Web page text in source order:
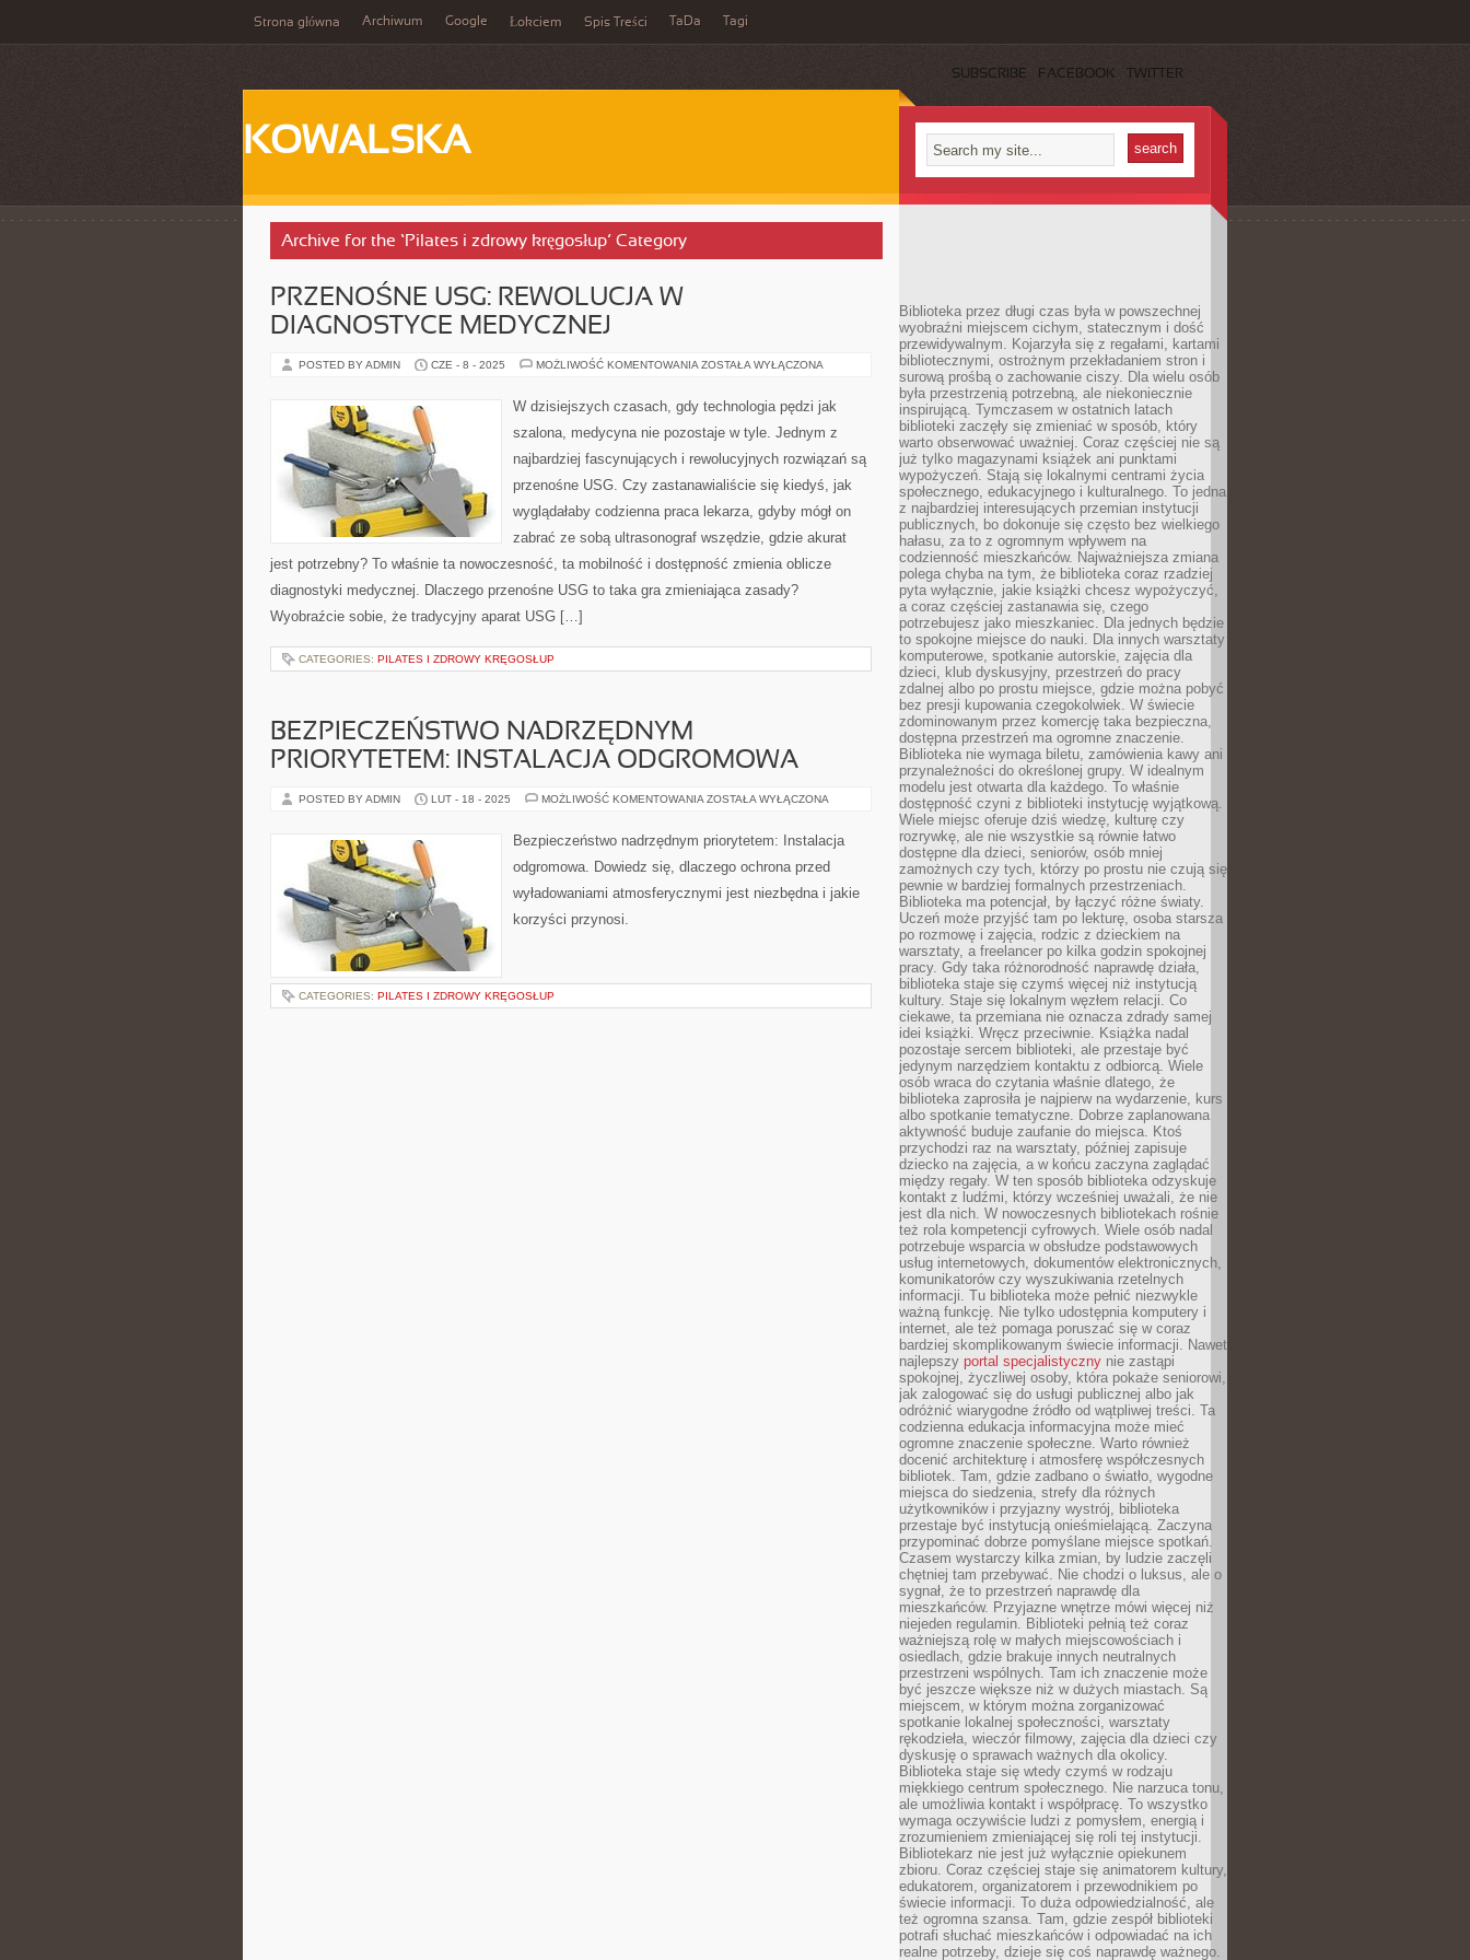
Strona główna Archiwum Google Łokciem Spis Treści TaDa Tagi
SUBSCRIBE FACEBOOK TWITTER
KOWALSKA
Archive for the ‘Pilates i zdrowy kręgosłup’ Category
PRZENOŚNE USG: REWOLUCJA W
DIAGNOSTYCE MEDYCZNEJ
POSTED BY ADMIN CZE - 8 - 2025 MOŻLIWOŚĆ KOMENTOWANIA PRZENOŚNE
W
DIAGNOSTYCE
ZOSTAŁA WYŁĄCZONA
W dzisiejszych czasach, gdy technologia pędzi jak
szalona, medycyna nie pozostaje w tyle. Jednym z
najbardziej fascynujących i rewolucyjnych rozwiązań są
przenośne USG. Czy zastanawialiście się kiedyś, jak
wyglądałaby codzienna praca lekarza, gdyby mógł on
zabrać ze sobą ultrasonograf wszędzie, gdzie akurat
jest potrzebny? To właśnie ta nowoczesność, ta mobilność i dostępność zmienia oblicze
diagnostyki medycznej. Dlaczego przenośne USG to taka gra zmieniająca zasady?
Wyobraźcie sobie, że tradycyjny aparat USG […]
CATEGORIES: PILATES I ZDROWY KRĘGOSŁUP
BEZPIECZEŃSTWO NADRZĘDNYM
PRIORYTETEM: INSTALACJA ODGROMOWA
POSTED BY ADMIN LUT - 18 - 2025 MOŻLIWOŚĆ KOMENTOWANIA BEZPIECZEŃSTWO
INSTALACJA
ODGROMOWA
ZOSTAŁA WYŁĄCZONA
Bezpieczeństwo nadrzędnym priorytetem: Instalacja
odgromowa. Dowiedz się, dlaczego ochrona przed
wyładowaniami atmosferycznymi jest niezbędna i jakie
korzyści przynosi.
CATEGORIES: PILATES I ZDROWY KRĘGOSŁUP
Biblioteka przez długi czas była w powszechnej
wyobraźni miejscem cichym, statecznym i dość
przewidywalnym. Kojarzyła się z regałami, kartami
bibliotecznymi, ostrożnym przekładaniem stron i
surową prośbą o zachowanie ciszy. Dla wielu osób
była przestrzenią potrzebną, ale niekoniecznie
inspirującą. Tymczasem w ostatnich latach
biblioteki zaczęły się zmieniać w sposób, który
warto obserwować uważniej. Coraz częściej nie są
już tylko magazynami książek ani punktami
wypożyczeń. Stają się lokalnymi centrami życia
społecznego, edukacyjnego i kulturalnego. To jedna
z najbardziej interesujących przemian instytucji
publicznych, bo dokonuje się często bez wielkiego
hałasu, za to z ogromnym wpływem na
codzienność mieszkańców. Najważniejsza zmiana
polega chyba na tym, że biblioteka coraz rzadziej
pyta wyłącznie, jakie książki chcesz wypożyczyć,
a coraz częściej zastanawia się, czego
potrzebujesz jako mieszkaniec. Dla jednych będzie
to spokojne miejsce do nauki. Dla innych warsztaty
komputerowe, spotkanie autorskie, zajęcia dla
dzieci, klub dyskusyjny, przestrzeń do pracy
zdalnej albo po prostu miejsce, gdzie można pobyć
bez presji kupowania czegokolwiek. W świecie
zdominowanym przez komercję taka bezpieczna,
dostępna przestrzeń ma ogromne znaczenie.
Biblioteka nie wymaga biletu, zamówienia kawy ani
przynależności do określonej grupy. W idealnym
modelu jest otwarta dla każdego. To właśnie
dostępność czyni z biblioteki instytucję wyjątkową.
Wiele miejsc oferuje dziś wiedzę, kulturę czy
rozrywkę, ale nie wszystkie są równie łatwo
dostępne dla dzieci, seniorów, osób mniej
zamożnych czy tych, którzy po prostu nie czują się
pewnie w bardziej formalnych przestrzeniach.
Biblioteka ma potencjał, by łączyć różne światy.
Uczeń może przyjść tam po lekturę, osoba starsza
po rozmowę i zajęcia, rodzic z dzieckiem na
warsztaty, a freelancer po kilka godzin spokojnej
pracy. Gdy taka różnorodność naprawdę działa,
biblioteka staje się czymś więcej niż instytucją
kultury. Staje się lokalnym węzłem relacji. Co
ciekawe, ta przemiana nie oznacza zdrady samej
idei książki. Wręcz przeciwnie. Książka nadal
pozostaje sercem biblioteki, ale przestaje być
jedynym narzędziem kontaktu z odbiorcą. Wiele
osób wraca do czytania właśnie dlatego, że
biblioteka zaprosiła je najpierw na wydarzenie, kurs
albo spotkanie tematyczne. Dobrze zaplanowana
aktywność buduje zaufanie do miejsca. Ktoś
przychodzi raz na warsztaty, później zapisuje
dziecko na zajęcia, a w końcu zaczyna zaglądać
między regały. W ten sposób biblioteka odzyskuje
kontakt z ludźmi, którzy wcześniej uważali, że nie
jest dla nich. W nowoczesnych bibliotekach rośnie
też rola kompetencji cyfrowych. Wiele osób nadal
potrzebuje wsparcia w obsłudze podstawowych
usług internetowych, dokumentów elektronicznych,
komunikatorów czy wyszukiwania rzetelnych
informacji. Tu biblioteka może pełnić niezwykle
ważną funkcję. Nie tylko udostępnia komputery i
internet, ale też pomaga poruszać się w coraz
bardziej skomplikowanym świecie informacji. Nawet
najlepszy portal specjalistyczny nie zastąpi
spokojnej, życzliwej osoby, która pokaże seniorowi,
jak zalogować się do usługi publicznej albo jak
odróżnić wiarygodne źródło od wątpliwej treści. Ta
codzienna edukacja informacyjna może mieć
ogromne znaczenie społeczne. Warto również
docenić architekturę i atmosferę współczesnych
bibliotek. Tam, gdzie zadbano o światło, wygodne
miejsca do siedzenia, strefy dla różnych
użytkowników i przyjazny wystrój, biblioteka
przestaje być instytucją onieśmielającą. Zaczyna
przypominać dobrze pomyślane miejsce spotkań.
Czasem wystarczy kilka zmian, by ludzie zaczęli
chętniej tam przebywać. Nie chodzi o luksus, ale o
sygnał, że to przestrzeń naprawdę dla
mieszkańców. Przyjazne wnętrze mówi więcej niż
niejeden regulamin. Biblioteki pełnią też coraz
ważniejszą rolę w małych miejscowościach i
osiedlach, gdzie brakuje innych neutralnych
przestrzeni wspólnych. Tam ich znaczenie może
być jeszcze większe niż w dużych miastach. Są
miejscem, w którym można zorganizować
spotkanie lokalnej społeczności, warsztaty
rękodzieła, wieczór filmowy, zajęcia dla dzieci czy
dyskusję o sprawach ważnych dla okolicy.
Biblioteka staje się wtedy czymś w rodzaju
miękkiego centrum społecznego. Nie narzuca tonu,
ale umożliwia kontakt i współpracę. To wszystko
wymaga oczywiście ludzi z pomysłem, energią i
zrozumieniem zmieniającej się roli tej instytucji.
Bibliotekarz nie jest już wyłącznie opiekunem
zbioru. Coraz częściej staje się animatorem kultury,
edukatorem, organizatorem i przewodnikiem po
świecie informacji. To duża odpowiedzialność, ale
też ogromna szansa. Tam, gdzie zespół biblioteki
potrafi słuchać mieszkańców i odpowiadać na ich
realne potrzeby, dzieje się coś naprawdę ważnego.